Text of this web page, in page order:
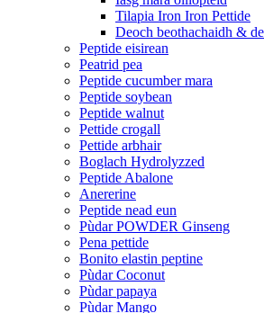
Tilapia Iron Iron Pettide
Deoch beothachaidh &
Peptide eisirean
Peatrid pea
Peptide cucumber mara
Peptide soybean
Peptide walnut
Pettide crogall
Pettide arbhair
Boglach Hydrolyzzed
Peptide Abalone
Anererine
Peptide nead eun
Pùdar POWDER Ginseng
Pena pettide
Bonito elastin peptine
Pùdar Coconut
Pùdar papaya
Pùdar Mango